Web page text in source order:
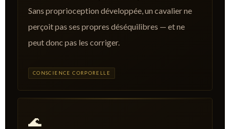
Sans proprioception développée, un cavalier ne
perçoit pas ses propres déséquilibres — et ne
peut donc pas les corriger.
CONSCIENCE CORPORELLE
🌊